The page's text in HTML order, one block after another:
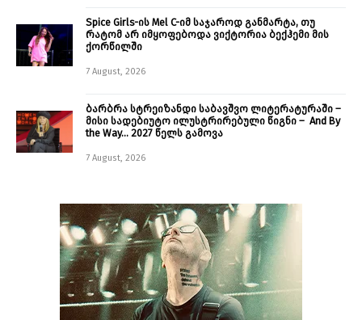
Spice Girls-ის Mel C-იმ საჯაროდ განმარტა, თუ
რატომ არ იმყოფებოდა ვიქტორია ბექჰემი მის
ქორწილში
7 August, 2026
ბარბრა სტრეიზანდი საბავშვო ლიტერატურაში –
მისი სადებიუტო ილუსტრირებული წიგნი – And By
the Way… 2027 წელს გამოვა
7 August, 2026